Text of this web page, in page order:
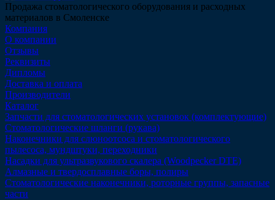
Продажа стоматологического оборудования и расходных
материалов в Смоленске
Компания
О компании
Отзывы
Реквизиты
Дипломы
Доставка и оплата
Производители
Каталог
Запчасти для стоматологических установок (комплектующие)
Стоматологические шланги (рукава)
Наконечники для слюноотсоса и стоматологического
пылесоса, мундштуки, переходники
Насадки для ультразвукового скалера (Woodpecker DTE)
Алмазные и твердосплавные боры, полиры
Стоматологические наконечники, роторные группы, запасные
части